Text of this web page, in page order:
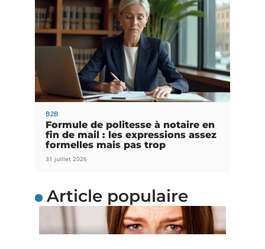
B2B
Formule de politesse à notaire en
fin de mail : les expressions assez
formelles mais pas trop
31 juillet 2026
Article populaire